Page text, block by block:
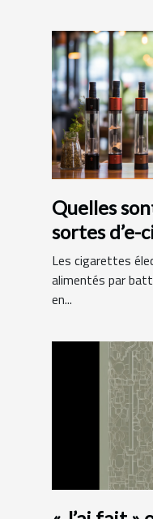
Quelles
sortes d’e-
Les cigarettes
alimentés par
en...